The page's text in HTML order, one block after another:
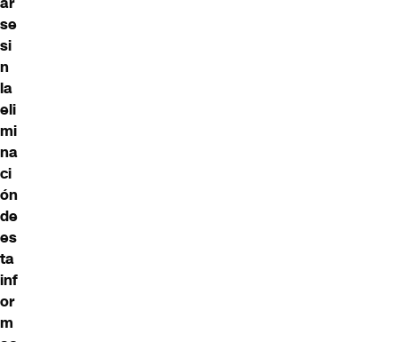
se
si
n
la
eli
mi
na
ci
ón
de
es
ta
inf
or
m